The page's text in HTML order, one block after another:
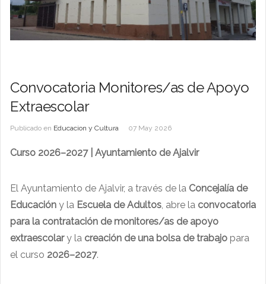
Convocatoria Monitores/as de Apoyo
Extraescolar
Publicado en Educacion y Cultura 07 May 2026
Curso 2026–2027 | Ayuntamiento de Ajalvir
El Ayuntamiento de Ajalvir, a través de la Concejalía de
Educación y la Escuela de Adultos, abre la convocatoria
para la contratación de monitores/as de apoyo
extraescolary la creación de una bolsa de trabajo para
el curso 2026–2027.